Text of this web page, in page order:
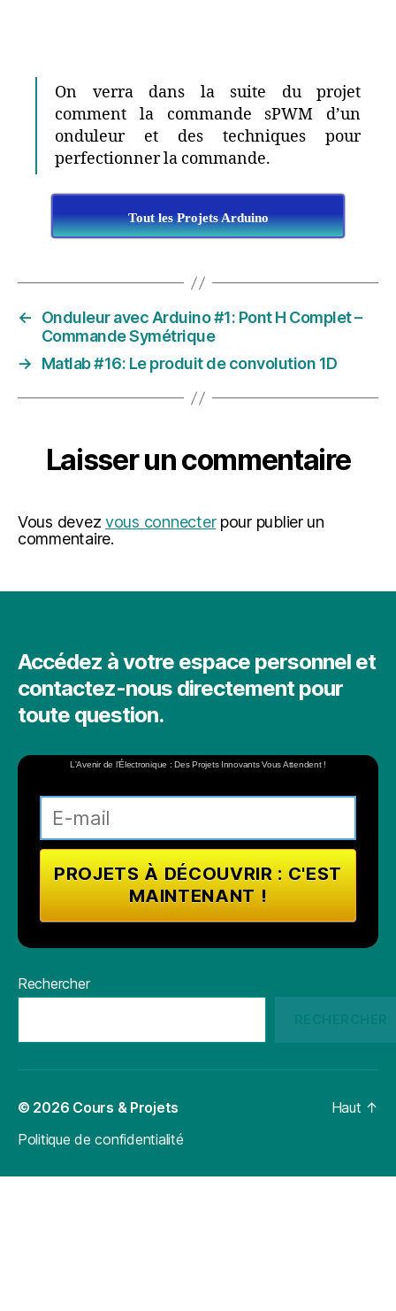
On verra dans la suite du projet
comment la commande sPWM d’un
onduleur et des techniques pour
perfectionner la commande.
Tout les Projets Arduino
←
Onduleur avec Arduino #1: Pont H Complet –
Commande Symétrique
→
Matlab #16: Le produit de convolution 1D
Laisser un commentaire
Vous devezvous connecterpour publier un
commentaire.
Accédez à votre espace personnel et
contactez-nous directement pour
toute question.
L'Avenir de l'Électronique : Des Projets Innovants Vous Attendent !
Rechercher
© 2026 Cours & Projets
Politique de confidentialité
Haut ↑